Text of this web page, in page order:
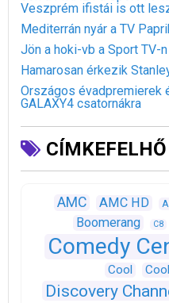
Veszprém ifistái is ott
Mediterrán nyár a TV
Jön a hoki-vb a Sport TV-n
Hamarosan érkezik
Országos évadpremierek
GALAXY4 csatornákra
CÍMKEFELHŐ
AMC AMC HD
Boomerang C8
Comedy
Cool
Discovery